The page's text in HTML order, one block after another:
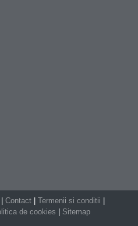
Contact Termenii si conditii
de cookies Sitemap